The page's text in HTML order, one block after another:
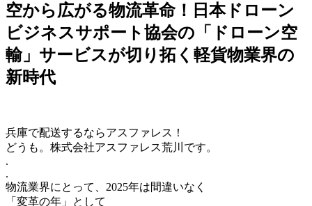
空から広がる物流革命！日本ドローン
ビジネスサポート協会の「ドローン空
輸」サービスが切り拓く軽貨物業界の
新時代
兵庫で配送するならアスファレス！
どうも。株式会社アスファレス荒川です。
.
.
物流業界にとって、2025年は間違いなく
「変革の年」として